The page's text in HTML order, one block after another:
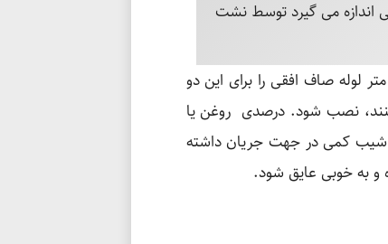
اندازه می گیرد توسط نشت
کلی حداقل 300 میلی متر لوله صاف افقی را برای این دو
نصب شود. درصدی روغن یا
شیب کمی در جهت جریان داشته